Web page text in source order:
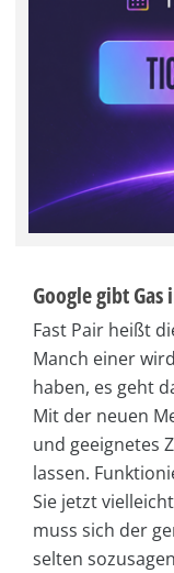
Google gibt
Fast Pair heißt
Manch einer
haben, es geht
Mit der neuen
und geeignetes
lassen.
Sie jetzt
muss sich der
selten